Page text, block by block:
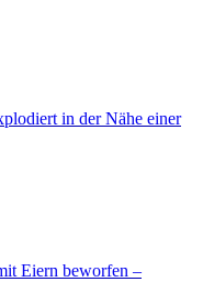
in der Nähe einer
Eiern beworfen –